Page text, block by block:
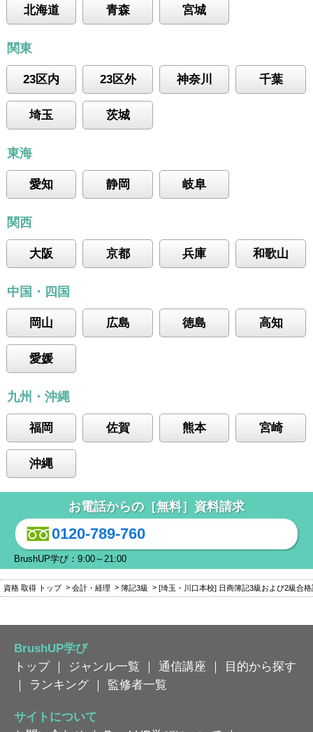
北海道 青森 宮城
関東
23区内 23区外 神奈川 千葉
埼玉 茨城
東海
愛知 静岡 岐阜
関西
大阪 京都 兵庫 和歌山
中国・四国
岡山 広島 徳島 高知
愛媛
九州・沖縄
福岡 佐賀 熊本 宮崎
沖縄
お電話からの［無料］資料請求
0120-789-760
BrushUP学び：9:00～21:00
資格 取得 トップ 会計・経理 簿記3級 [埼玉・川口本校] 日商簿記3級および2級合
BrushUP学び
トップ
ジャンル一覧 通信講座
目的から探す
ランキング 監修者一覧
サイトについて